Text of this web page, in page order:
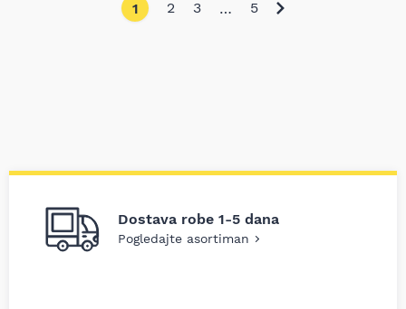
1 2 3 … 5
Dostava robe 1-5 dana
Pogledajte asortiman